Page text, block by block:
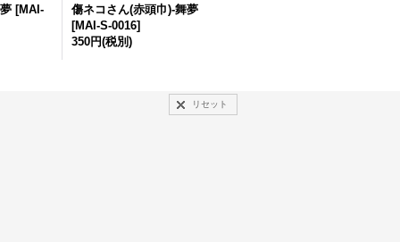
[MAI-
傷ネコさん(赤頭巾)-舞夢
[MAI-S-0016]
350円(税別)
リセット